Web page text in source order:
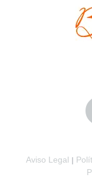
Aviso Legal